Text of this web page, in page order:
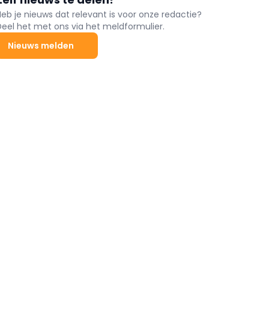
je nieuws dat relevant is voor onze redactie?
het met ons via het meldformulier.
Nieuws melden